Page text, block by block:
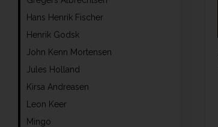
Hans Henrik Fischer
Henrik Godsk
John Kenn Mortensen
Jules Holland
Kirsa Andreasen
Leon Keer
Mingo